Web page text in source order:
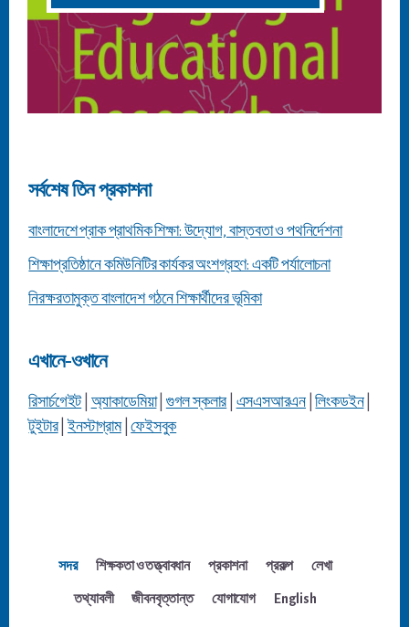
Content
সর্বশেষ তিন প্রকাশনা
বাংলাদেশে প্রাক প্রাথমিক শিক্ষা: উদ্যোগ, বাস্তবতা ও পথনির্দেশনা
শিক্ষাপ্রতিষ্ঠানে কমিউনিটির কার্যকর অংশগ্রহণ: একটি পর্যালোচনা
নিরক্ষরতামুক্ত বাংলাদেশ গঠনে শিক্ষার্থীদের ভূমিকা
এখানে-ওখানে
রিসার্চগেইট| অ্যাকাডেমিয়া| গুগল স্কলার| এসএসআরএন |লিংকডইন|
টুইটার| ইনস্টাগ্রাম|ফেইসবুক
সদর শিক্ষকতা ও তত্ত্বাবধান প্রকাশনা প্রকল্প লেখা
তথ্যাবলী জীবনবৃত্তান্ত যোগাযোগ English